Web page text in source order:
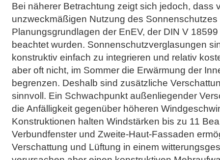
Bei näherer Betrachtung zeigt sich jedoch, dass
unzweckmäßigen Nutzung des
Planungsgrundlagen der EnEV, der DIN V
beachtet wurden. Sonnenschutzverglasungen
konstruktiv einfach zu integrieren und relativ
aber oft nicht, im Sommer die Erwärmung der
begrenzen. Deshalb sind zusätzliche
sinnvoll. Ein Schwachpunkt außenliegender
die Anfälligkeit gegenüber höheren
Konstruktionen halten Windstärken bis zu 11
Verbundfenster und Zweite-Haut-Fassaden
Verschattung und Lüftung in einem